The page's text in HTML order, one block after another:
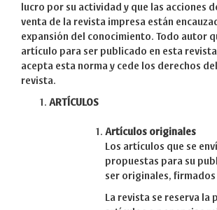
lucro por su actividad y que las acciones
venta de la revista impresa están
expansión del conocimiento. Todo autor
artículo para ser publicado en esta revista
acepta esta norma y cede los derechos
revista.
ARTÍCULOS
Artículos originales
Los artículos que se
propuestas para su
ser originales,
La revista se reserva la